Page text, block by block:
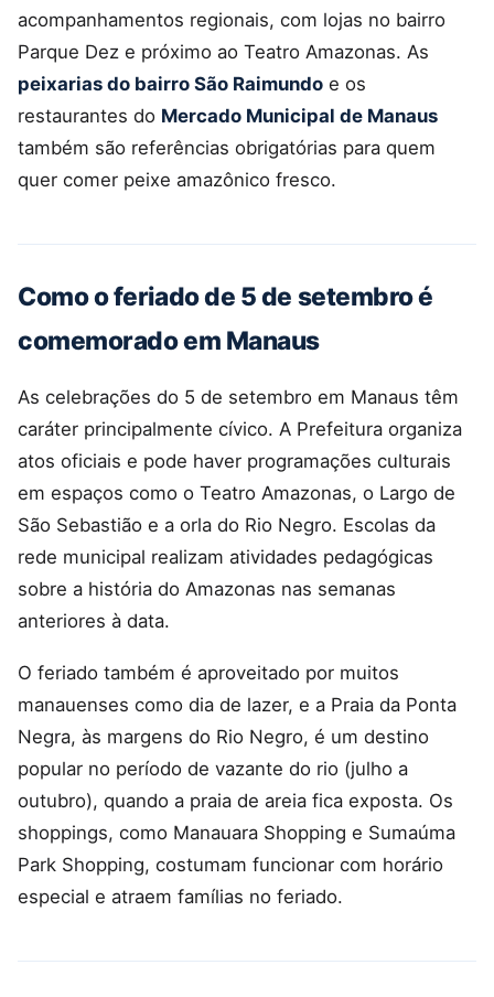
acompanhamentos regionais, com lojas no bairro
Parque Dez e próximo ao Teatro Amazonas. As
peixarias do bairro São Raimundo e os
restaurantes do Mercado Municipal de Manaus
também são referências obrigatórias para quem
quer comer peixe amazônico fresco.
Como o feriado de 5 de setembro é
comemorado em Manaus
As celebrações do 5 de setembro em Manaus têm
caráter principalmente cívico. A Prefeitura organiza
atos oficiais e pode haver programações culturais
em espaços como o Teatro Amazonas, o Largo de
São Sebastião e a orla do Rio Negro. Escolas da
rede municipal realizam atividades pedagógicas
sobre a história do Amazonas nas semanas
anteriores à data.
O feriado também é aproveitado por muitos
manauenses como dia de lazer, e a Praia da Ponta
Negra, às margens do Rio Negro, é um destino
popular no período de vazante do rio (julho a
outubro), quando a praia de areia fica exposta. Os
shoppings, como Manauara Shopping e Sumaúma
Park Shopping, costumam funcionar com horário
especial e atraem famílias no feriado.